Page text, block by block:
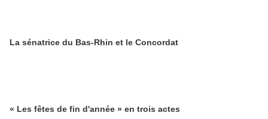
La sénatrice du Bas-Rhin et le Concordat
« Les fêtes de fin d'année » en trois actes